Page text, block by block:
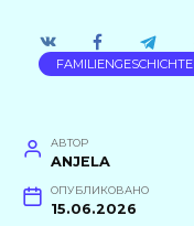
АВТОР
ANJELA
ОПУБЛИКОВАНО
15.06.2026